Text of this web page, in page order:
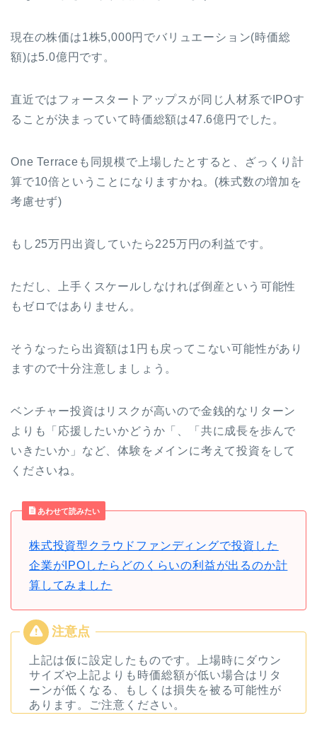
現在の株価は1株5,000円でバリュエーション(時価総
額)は5.0億円です。
直近ではフォースタートアップスが同じ人材系でIPOす
ることが決まっていて時価総額は47.6億円でした。
One Terraceも 同規模で上場したとすると、ざっくり計
算で10倍ということになりますかね。(株式数の増加を
考慮せず)
もし25万円出資していたら225万円の利益です。
ただし、上手くスケールしなければ倒産という可能性
もゼロではありません。
そうなったら出資額は1円も戻ってこない可能性があり
ますので十分注意しましょう。
ベンチャー投資はリスクが高いので金銭的なリターン
よりも「応援したいかどうか「、「共に成長を歩んで
いきたいか」など、体験をメインに考えて投資をして
くださいね。
あわせて読みたい
株式投資型クラウドファンディングで投資した
企業がIPOしたらどのくらいの利益が出るのか計
算してみました
上記は仮に設定したものです。上場時にダウン
サイズや上記よりも時価総額が低い場合はリタ
ーンが低くなる、もしくは損失を被る可能性が
あります。ご注意ください。